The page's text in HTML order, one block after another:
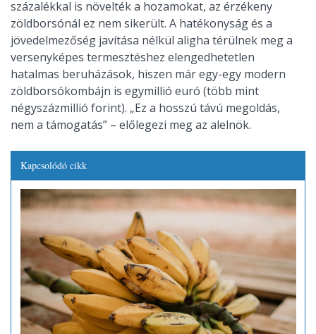
százalékkal is növelték a hozamokat, az érzékeny
zöldborsónál ez nem sikerült. A hatékonyság és a
jövedelmezőség javítása nélkül aligha térülnek meg a
versenyképes termesztéshez elengedhetetlen
hatalmas beruházások, hiszen már egy-egy modern
zöldborsókombájn is egymillió euró (több mint
négyszázmillió forint). „Ez a hosszú távú megoldás,
nem a támogatás” – előlegezi meg az alelnök.
Kapcsolódó cikk